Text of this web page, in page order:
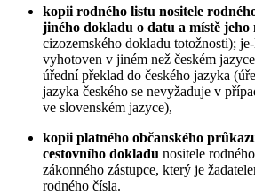
kopii rodného listu nositele
jiného dokladu o datu a místě jeho
cizozemského dokladu totožnosti);
vyhotoven v jiném než českém
úřední překlad do českého jazyka
jazyka českého se nevyžaduje v
ve slovenském jazyce),
kopii platného občanského
cestovního dokladu nositele
zákonného zástupce, který je
rodného čísla.